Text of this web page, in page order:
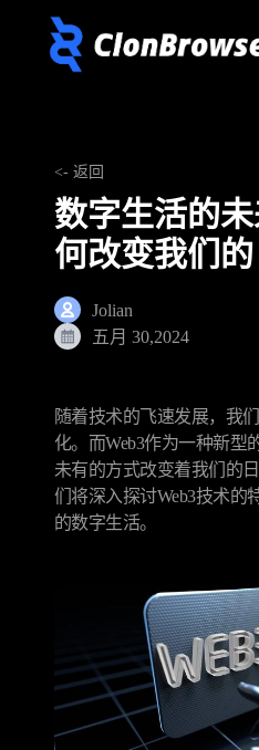
<- 返回
数字生活的
何改变我们
Jolian
五月 30,2024
随着技术的飞速发展，我
化。而Web3作为一种新型
未有的方式改变着我们的
们将深入探讨Web3技术的
的数字生活。